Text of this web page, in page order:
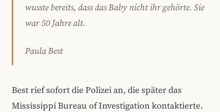
wusste bereits, dass das Baby nicht ihr gehörte. Sie
war 50 Jahre alt.
Paula Best
Best rief sofort die Polizei an, die später das
Mississippi Bureau of Investigation kontaktierte.